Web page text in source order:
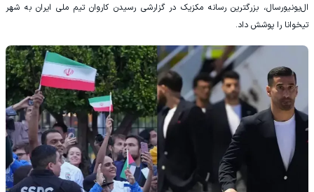
ال‌یونیورسال، بزرگترین رسانه مکزیک در گزارشی رسیدن کاروان تیم ملی ایران به شهر
تیخوانا را پوشش داد.